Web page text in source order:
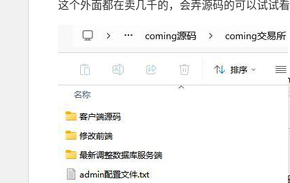
这个外面都在卖几千的，会弄源码的可以试试看